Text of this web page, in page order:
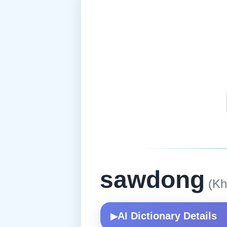
sawdong
▶AI Dictionary Details